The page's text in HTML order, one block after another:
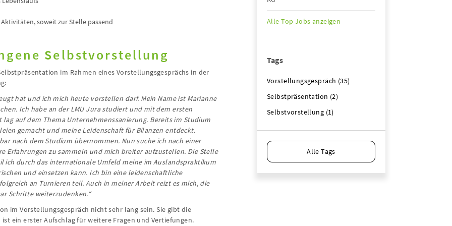
soweit zur Stelle passend
Selbstvorstellung
im Rahmen eines Vorstellungsgesprächs in der
hat und ich mich heute vorstellen darf. Mein Name ist Marianne
Ich habe an der LMU Jura studiert und mit dem ersten
auf dem Thema Unternehmenssanierung. Bereits im Studium
gemacht und meine Leidenschaft für Bilanzen entdeckt.
nach dem Studium übernommen. Nun suche ich nach einer
Erfahrungen zu sammeln und mich breiter aufzustellen. Die Stelle
ich durch das internationale Umfeld meine im Auslandspraktikum
und einsetzen kann. Ich bin eine leidenschaftliche
an Turnieren teil. Auch in meiner Arbeit reizt es mich, die
Schritte weiterzudenken.“
im Vorstellungsgespräch nicht sehr lang sein. Sie gibt die
ein erster Aufschlag für weitere Fragen und Vertiefungen.
Alle Top Jobs anzeigen
Tags
Vorstellungsgespräch (35)
Selbstpräsentation (2)
Selbstvorstellung (1)
Alle Tags